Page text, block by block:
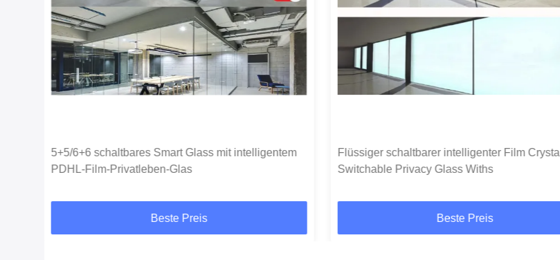
5+5/6+6 schaltbares Smart Glass mit intelligentem
PDHL-Film-Privatleben-Glas
Beste Preis
Flüssiger schaltbarer intelligenter Film Crystal
Switchable Privacy Glass Withs
Beste Preis